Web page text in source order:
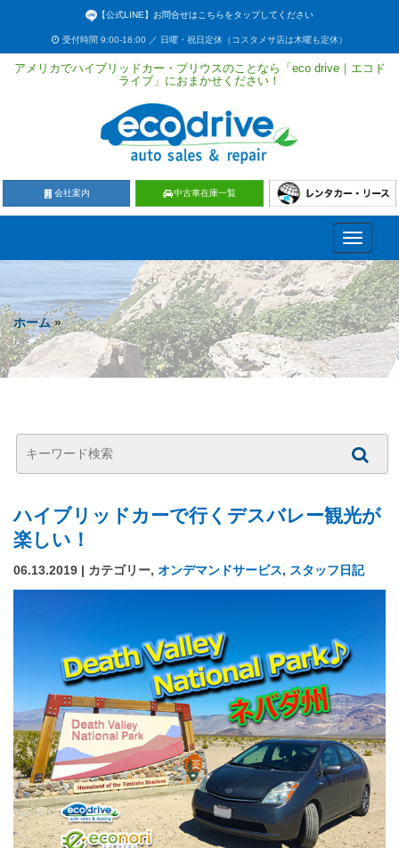
【公式LINE】お問合せはこちらをタップしてください
受付時間 9:00-18:00 ／ 日曜・祝日定休（コスタメサ店は木曜も定休）
アメリカでハイブリッドカー・プリウスのことなら「eco drive｜エコド
ライブ」におまかせください！
会社案内 中古車在庫一覧
Toggle
ホーム»
ハイブリッドカーで行くデスバレー観光が
楽しい！
06.13.2019 | カテゴリー, オンデマンドサービス, スタッフ日記